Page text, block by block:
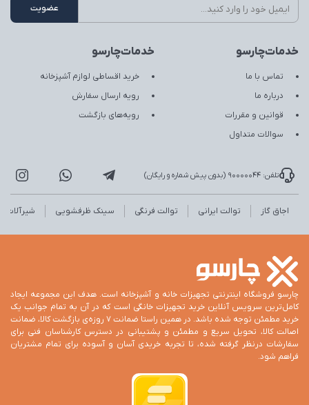
خدمات‌چارسو
تماس با ما
درباره ما
قوانین و مقررات
سوالات متداول
خدمات‌چارسو
خرید اقساطی لوازم آشپزخانه
رویه ارسال سفارش
رویه‌های بازگشت
تلفن: 90000044 (بدون پیش شماره و رایگان)
اجاق گاز توالت ایرانی توالت فرنگی سینک ظرفشویی شیرآلات
چارسو فروشگاه اینترنتی تجهیزات خانه و آشپزخانه است. هدف این مجموعه ایجاد
کامل‌ترین سرویس آنلاین خرید تجهیزات خانگی است که در آن به تمام جوانب یک
خرید مطمئن توجه شده باشد. در همین راستا ضمانت 7 روزه‌ی بازگشت کالا، ضمانت
اصالت کالا، تحویل سریع و مطمئن و پشتیبانی در دسترس کارشناسان فنی برای
سفارشات درنظر گرفته شده، تا تجربه خریدی آسان و آسوده برای تمام مشتریان
فراهم شود.